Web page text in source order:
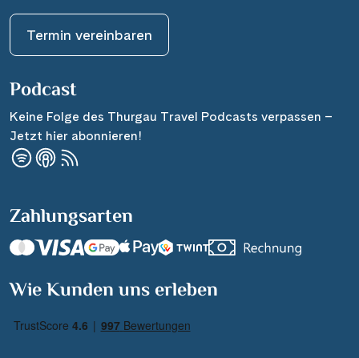
Termin vereinbaren
Podcast
Keine Folge des Thurgau Travel Podcasts verpassen –
Jetzt hier abonnieren!
Zahlungsarten
Wie Kunden uns erleben
Nächste Reisedaten
20 Oktober 2027
3 November 2027
Nächste Reisedaten
25 Oktober 2027
8 November 2027
Suchen & Buchen